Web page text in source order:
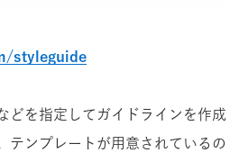
styleguide
どを指定してガイドラインを作成
テンプレートが用意されているの